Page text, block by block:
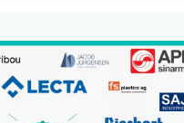
und
geben, um den
der SUPD zu erhalten. Die
zur SUPD-